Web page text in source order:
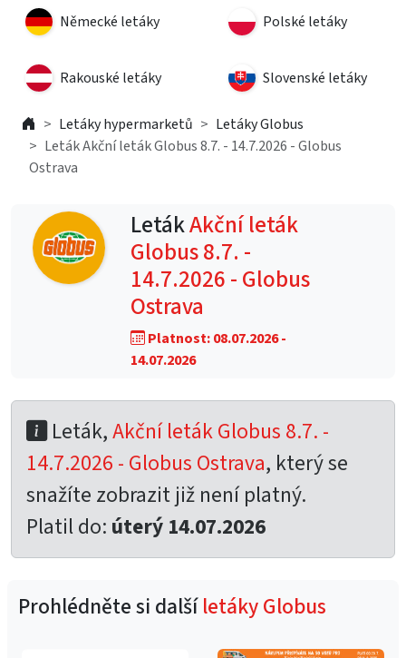
Německé letáky Polské letáky
Rakouské letáky Slovenské letáky
Letáky hypermarketů
Letáky Globus
Leták Akční leták Globus 8.7. - 14.7.2026 - Globus
Ostrava
LetákAkční leták
Globus 8.7. -
14.7.2026 - Globus
Ostrava
Platnost: 08.07.2026 -
14.07.2026
Leták,Akční leták Globus 8.7. -
14.7.2026 - Globus Ostrava, který se
snažíte zobrazit již není platný.
Platil do: úterý 14.07.2026
Prohlédněte si dalšíletáky Globus